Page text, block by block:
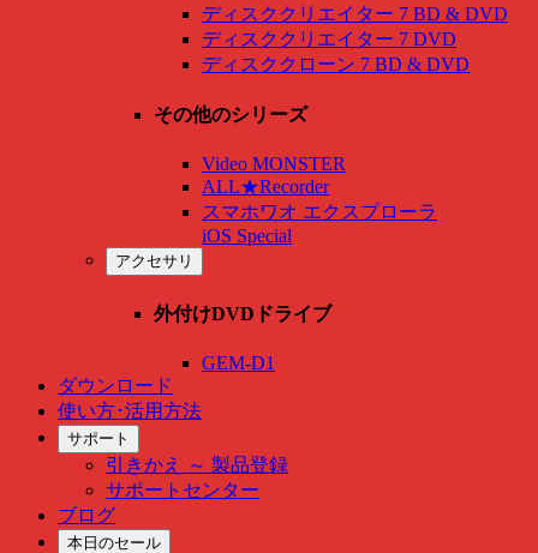
ディスククリエイター 7 BD & DVD
ディスククリエイター 7 DVD
ディスククローン 7 BD & DVD
その他のシリーズ
Video MONSTER
ALL★Recorder
スマホワオ エクスプローラ
iOS Special
アクセサリ
外付けDVDドライブ
GEM-D1
ダウンロード
使い方･活用方法
サポート
引きかえ ～ 製品登録
サポートセンター
ブログ
本日のセール